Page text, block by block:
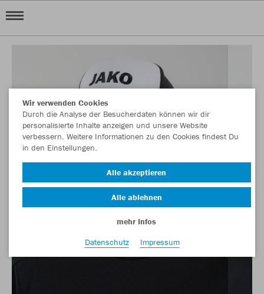
Wir verwenden Cookies
Durch die Analyse der Besucherdaten können wir dir
personalisierte Inhalte anzeigen und unsere Website
verbessern. Weitere Informationen zu den Cookies findest Du
in den Einstellungen.
Alle akzeptieren
Alle ablehnen
mehr Infos
Datenschutz
Impressum